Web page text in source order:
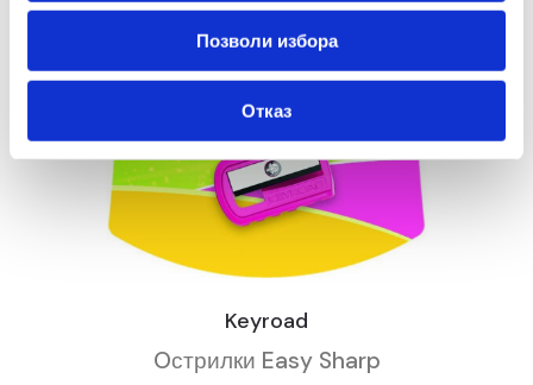
Позволи избора
Отказ
Keyroad
Oстрилки Easy Sharp